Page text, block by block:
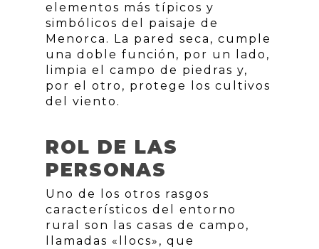
elementos más típicos y
simbólicos del paisaje de
Menorca. La pared seca, cumple
una doble función, por un lado,
limpia el campo de piedras y,
por el otro, protege los cultivos
del viento.
ROL DE LAS
PERSONAS
Uno de los otros rasgos
característicos del entorno
rural son las casas de campo,
llamadas «llocs», que